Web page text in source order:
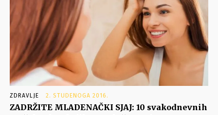
ZDRAVLJE 2. STUDENOGA 2016.
ZADRŽITE MLADENAČKI SJAJ: 10 svakodnevnih